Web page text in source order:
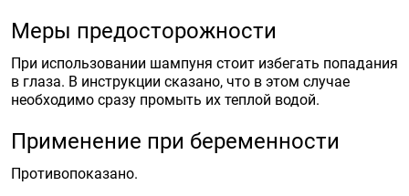
Меры предосторожности
При использовании шампуня стоит избегать попадания
в глаза. В инструкции сказано, что в этом случае
необходимо сразу промыть их теплой водой.
Применение при беременности
Противопоказано.